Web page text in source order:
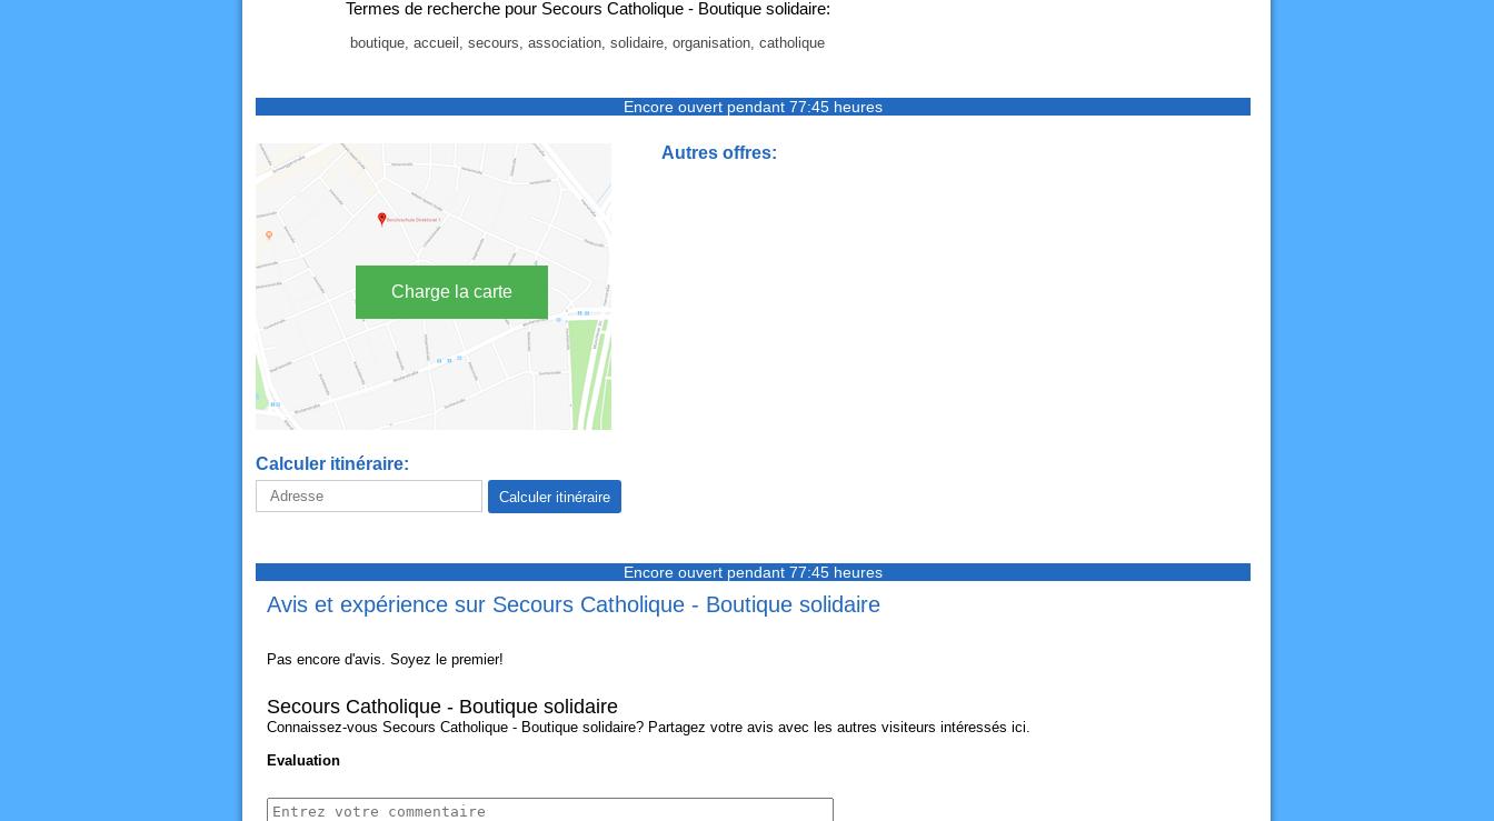
Termes de recherche pour Secours Catholique - Boutique solidaire:
boutique, accueil, secours, association, solidaire, organisation, catholique
Encore ouvert pendant 77:45 heures
Charge la carte
Calculer itinéraire:
Autres offres:
Encore ouvert pendant 77:45 heures
Avis et expérience sur Secours Catholique - Boutique solidaire
Pas encore d'avis. Soyez le premier!
Secours Catholique - Boutique solidaire
Connaissez-vous Secours Catholique - Boutique solidaire? Partagez votre avis avec les autres visiteurs intéressés ici.
Evaluation